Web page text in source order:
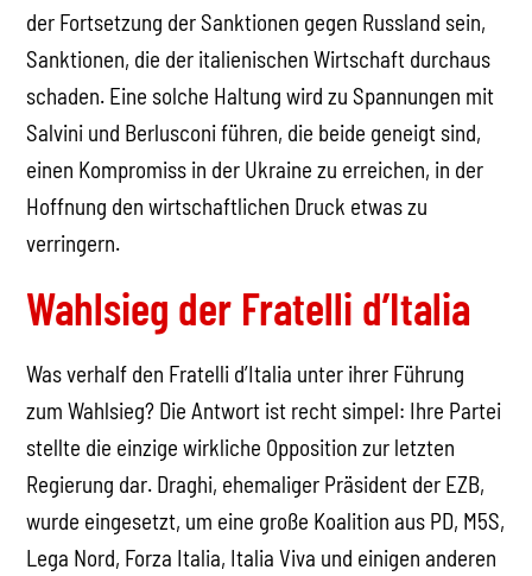
der Fortsetzung der Sanktionen gegen Russland sein,
Sanktionen, die der italienischen Wirtschaft durchaus
schaden. Eine solche Haltung wird zu Spannungen mit
Salvini und Berlusconi führen, die beide geneigt sind,
einen Kompromiss in der Ukraine zu erreichen, in der
Hoffnung den wirtschaftlichen Druck etwas zu
verringern.
Wahlsieg der Fratelli d’Italia
Was verhalf den Fratelli d’Italia unter ihrer Führung
zum Wahlsieg? Die Antwort ist recht simpel: Ihre Partei
stellte die einzige wirkliche Opposition zur letzten
Regierung dar. Draghi, ehemaliger Präsident der EZB,
wurde eingesetzt, um eine große Koalition aus PD, M5S,
Lega Nord, Forza Italia, Italia Viva und einigen anderen